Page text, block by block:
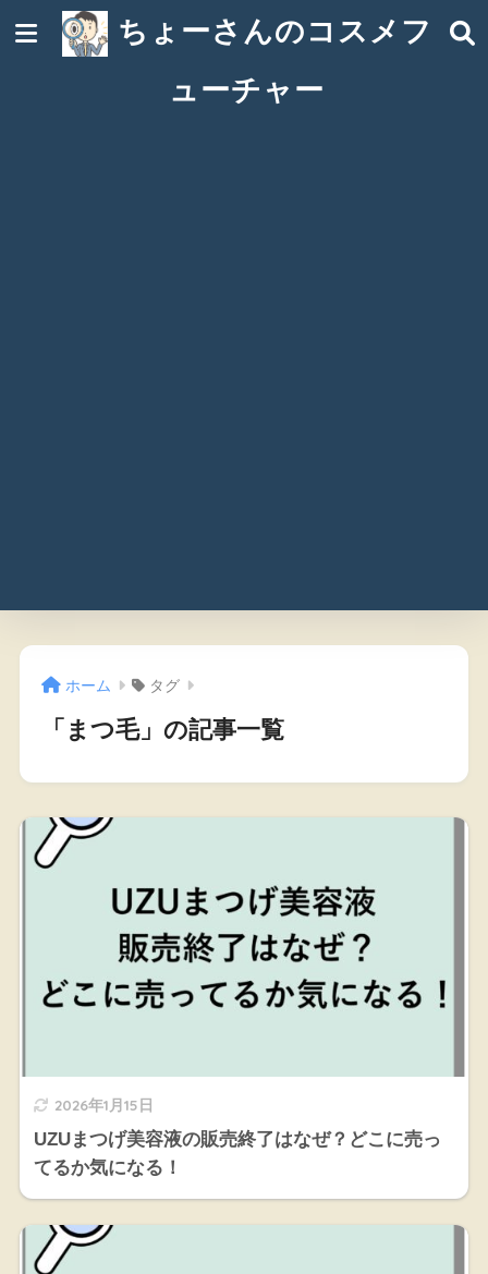
ちょーさんのコスメフ
ューチャー
ホーム タグ
「まつ毛」の記事一覧
2026年1月15日
UZUまつげ美容液の販売終了はなぜ？どこに売っ
てるか気になる！